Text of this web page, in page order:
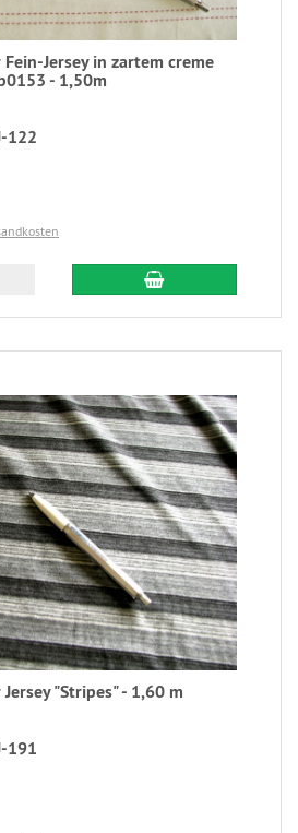
Jersey in zartem creme
- 1,50m
122
"Stripes" - 1,60 m
191